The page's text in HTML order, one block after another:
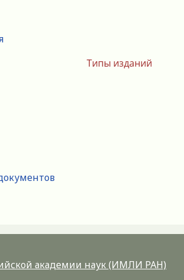
Типы изданий
академии наук (ИМЛИ РАН)